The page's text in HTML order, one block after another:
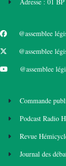
@assemblee
@assemblee
@assemblee
Commande
Podcast Radio
Revue
Journal des